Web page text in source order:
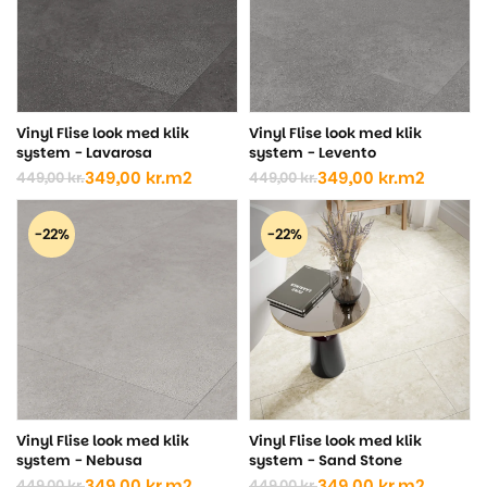
Vinyl Flise look med klik
system - Lavarosa
449,00kr.
Den
oprindelige
pris
var:
449,00 kr..
349,00 kr.
Den
aktuelle
pris
er:
349,00 kr..
m2
Vinyl Flise look med klik
system - Levento
449,00kr.
Den
oprindelige
pris
var:
449,00 kr..
349,00 kr.
Den
aktuelle
pris
er:
349,00 kr..
m2
-22%
Vinyl Flise look med klik
system - Nebusa
-22%
Vinyl Flise look med klik
system - Sand Stone